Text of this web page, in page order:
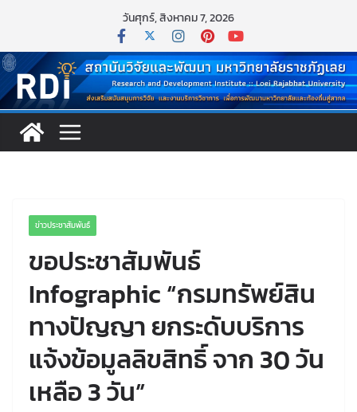
วันศุกร์, สิงหาคม 7, 2026
ข่าวประชาสัมพันธ์
ขอประชาสัมพันธ์
Infographic “กรมทรัพย์สิน
ทางปัญญา ยกระดับบริการ
แจ้งข้อมูลลิขสิทธิ์ จาก 30 วัน
เหลือ 3 วัน”